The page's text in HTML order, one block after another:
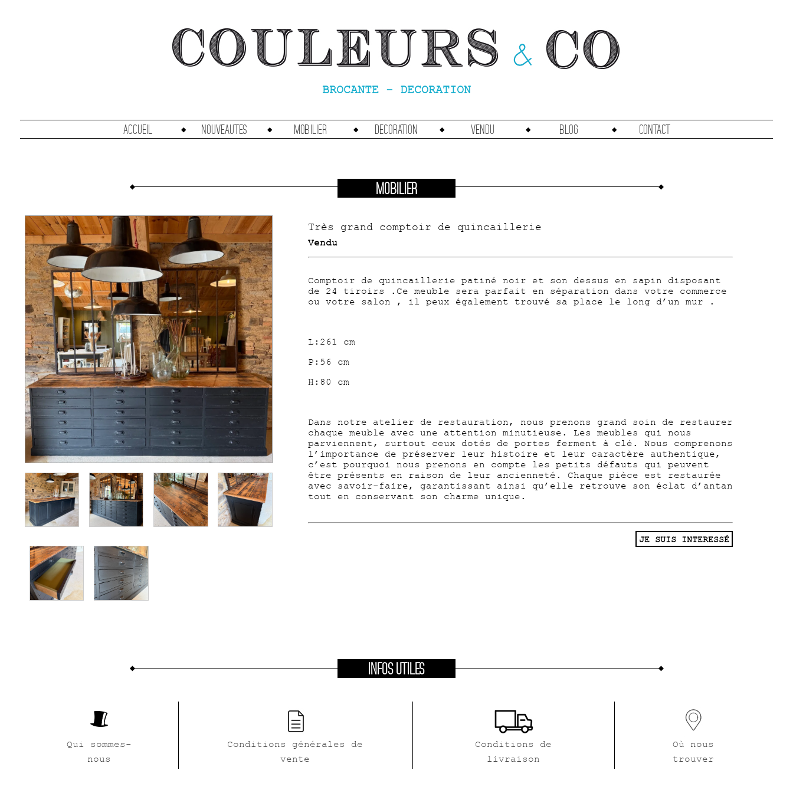
BROCANTE - DECORATION
accueil Nouveautes Mobilier Decoration vendu Blog Contact
MOBILIER
Très grand comptoir de quincaillerie
Vendu
Comptoir de quincaillerie patiné noir et son dessus en sapin disposant
de 24 tiroirs .Ce meuble sera parfait en séparation dans votre commerce
ou votre salon , il peux également trouvé sa place le long d’un mur .
L:261 cm
P:56 cm
H:80 cm
Dans notre atelier de restauration, nous prenons grand soin de restaurer
chaque meuble avec une attention minutieuse. Les meubles qui nous
parviennent, surtout ceux dotés de portes ferment à clé. Nous comprenons
l’importance de préserver leur histoire et leur caractère authentique,
c’est pourquoi nous prenons en compte les petits défauts qui peuvent
être présents en raison de leur ancienneté. Chaque pièce est restaurée
avec savoir-faire, garantissant ainsi qu’elle retrouve son éclat d’antan
tout en conservant son charme unique.
JE SUIS INTERESSÉ
INFOS UTILES
Qui sommes-
nous
Conditions générales de
vente
Conditions de
livraison
Où nous
trouver